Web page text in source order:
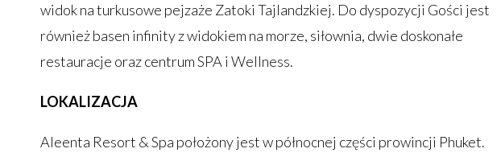
widok na turkusowe pejzaże Zatoki Tajlandzkiej. Do dyspozycji Gości jest
również basen infinity z widokiem na morze, siłownia, dwie doskonałe
restauracje oraz centrum SPA i Wellness.
LOKALIZACJA
Aleenta Resort & Spa położony jest w północnej części prowincji Phuket.